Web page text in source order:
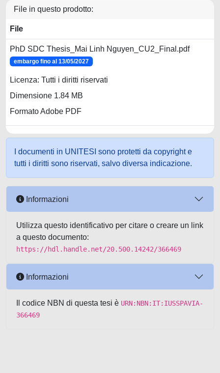
File in questo prodotto:
File
PhD SDC Thesis_Mai Linh Nguyen_CU2_Final.pdf
embargo fino al 13/05/2027
Licenza: Tutti i diritti riservati
Dimensione 1.84 MB
Formato Adobe PDF
I documenti in UNITESI sono protetti da copyright e
tutti i diritti sono riservati, salvo diversa indicazione.
Informazioni
Utilizza questo identificativo per citare o creare un link
a questo documento:
https://hdl.handle.net/20.500.14242/366469
Informazioni
Il codice NBN di questa tesi è URN:NBN:IT:IUSSPAVIA-
366469